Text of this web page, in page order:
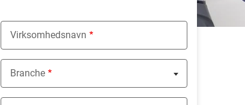
Virksomhedsnavn
Branche
Nothing selected